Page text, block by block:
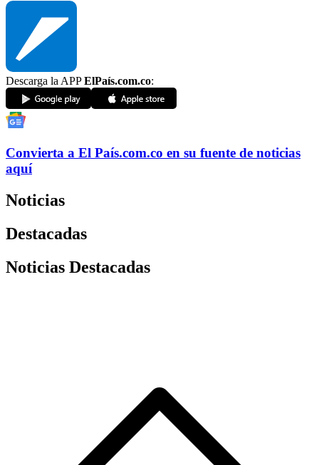
Descarga la APPElPaís.com.co:
Convierta a El País.com.co en su fuente de noticias
aquí
Noticias
Destacadas
Noticias Destacadas